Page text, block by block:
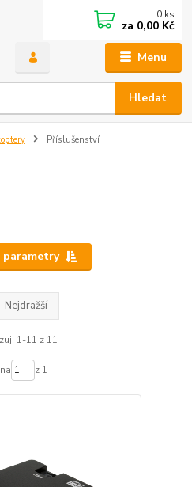
Menu
Hledat
0 ks
za 0,00 Kč
Příslušenství
parametry
Nejdražší
1-11 z 11
z 1